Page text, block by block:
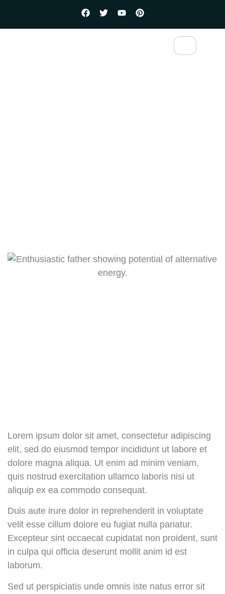
Lorem ipsum dolor sit amet, consectetur adipiscing
elit, sed do eiusmod tempor incididunt ut labore et
dolore magna aliqua. Ut enim ad minim veniam,
quis nostrud exercitation ullamco laboris nisi ut
aliquip ex ea commodo consequat.
Duis aute irure dolor in reprehenderit in voluptate
velit esse cillum dolore eu fugiat nulla pariatur.
Excepteur sint occaecat cupidatat non proident, sunt
in culpa qui officia deserunt mollit anim id est
laborum.
Sed ut perspiciatis unde omnis iste natus error sit